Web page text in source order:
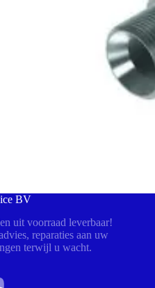
BV
uit voorraad leverbaar!
reparaties aan uw
terwijl u wacht.